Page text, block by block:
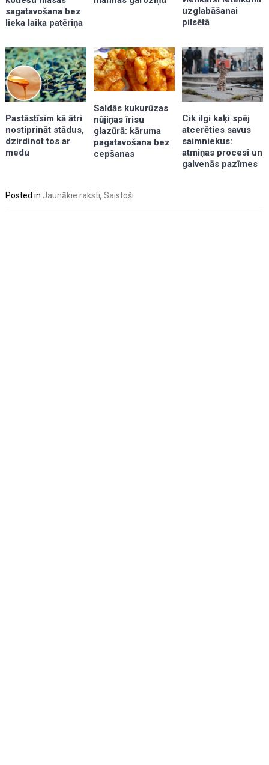
sagatavošana bez
lieka laika patēriņa
uzglabāšanai
pilsētā
Pastāstīsim kā ātri
nostiprināt stādus,
dzirdinot tos ar
medu
Saldās kukurūzas
nūjiņas īrisu
glazūrā: kāruma
pagatavošana bez
cepšanas
Cik ilgi kaķi spēj
atcerēties savus
saimniekus:
atmiņas procesi un
galvenās pazīmes
Posted in Jaunākie raksti,Saistoši